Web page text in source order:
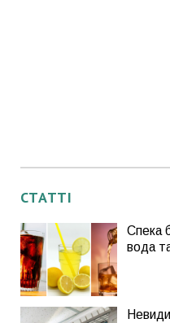
СТАТТІ
Спека
вода